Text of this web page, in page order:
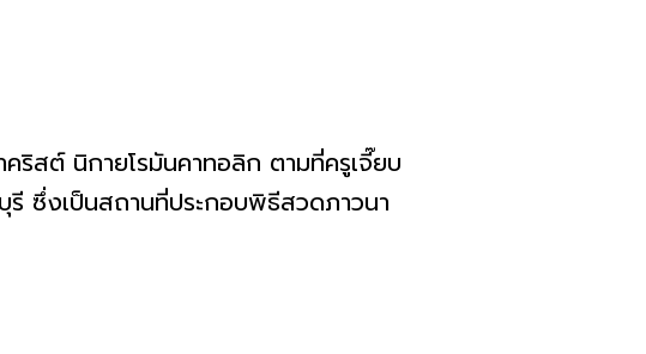
ริสต์ นิกายโรมันคาทอลิก ตามที่ครูเจี๊ยบ
ซึ่งเป็นสถานที่ประกอบพิธีสวดภาวนา